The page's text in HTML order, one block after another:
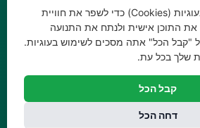
קטגוריות
כלי גינון
השקיה
האתר שלנו משתמש בעוגיות (Cookies) כדי לשפר את חוויית
התוכן אישית ולנתח את התנועה
"קבל הכל" אתה מסכים לשימוש בעוגיות.
שלך בכל עת.
קבל הכל
דחה הכל